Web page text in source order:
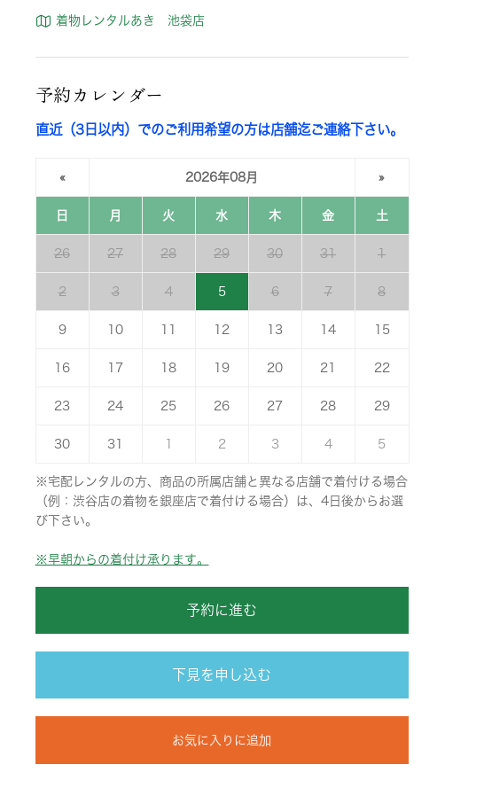
着物レンタルあき 池袋店
予約カレンダー
直近（3日以内）でのご利用希望の方は店舗迄ご連絡下さい。
« 2026年08月 »
日 月 火 水 木 金 土
26 27 28 29 30 31 1
2 3 4 5 6 7 8
9 10 12 13 14 15
16 17 18 19 20 21 22
23 24 25 26 27 28 29
30 31 2 3 4 5
※宅配レンタルの方、商品の所属店舗と異なる店舗で着付ける場合
（例：渋谷店の着物を銀座店で着付ける場合）は、4日後からお選
び下さい。
※早朝からの着付け承ります。
予約に進む
下見を申し込む
お気に入りに追加